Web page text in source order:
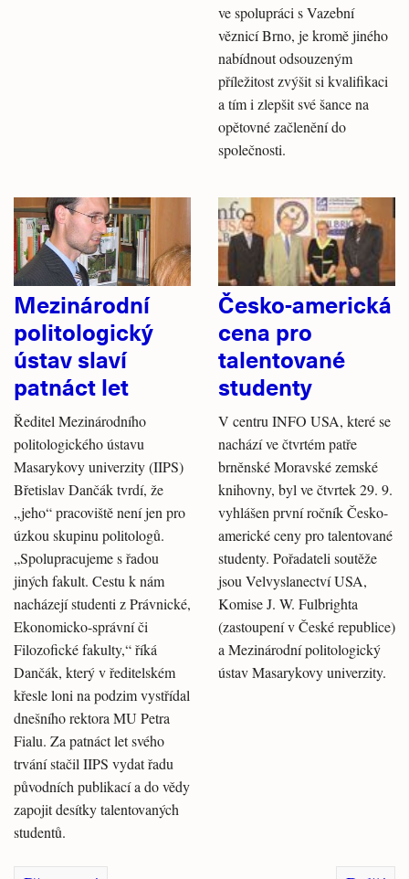
ve spolupráci s Vazební
věznicí Brno, je kromě jiného
nabídnout odsouzeným
příležitost zvýšit si kvalifikaci
a tím i zlepšit své šance na
opětovné začlenění do
společnosti.
Mezinárodní
politologický
ústav slaví
patnáct let
Ředitel Mezinárodního
politologického ústavu
Masarykovy univerzity (IIPS)
Břetislav Dančák tvrdí, že
„jeho“ pracoviště není jen pro
úzkou skupinu politologů.
„Spolupracujeme s řadou
jiných fakult. Cestu k nám
nacházejí studenti z Právnické,
Ekonomicko-správní či
Filozofické fakulty,“ říká
Dančák, který v ředitelském
křesle loni na podzim vystřídal
dnešního rektora MU Petra
Fialu. Za patnáct let svého
trvání stačil IIPS vydat řadu
původních publikací a do vědy
zapojit desítky talentovaných
studentů.
Česko-americká
cena pro
talentované
studenty
V centru INFO USA, které se
nachází ve čtvrtém patře
brněnské Moravské zemské
knihovny, byl ve čtvrtek 29. 9.
vyhlášen první ročník Česko-
americké ceny pro talentované
studenty. Pořadateli soutěže
jsou Velvyslanectví USA,
Komise J. W. Fulbrighta
(zastoupení v České republice)
a Mezinárodní politologický
ústav Masarykovy univerzity.